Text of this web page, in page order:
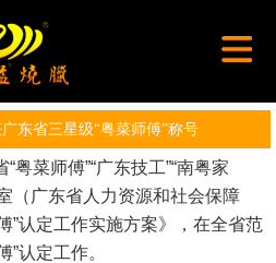
东省三星级“粤菜师傅”称号
粤菜师傅”“广东技工”“南粤家
（广东省人力资源和社会保障
”认定工作实施方案》，在全省范
”认定工作。